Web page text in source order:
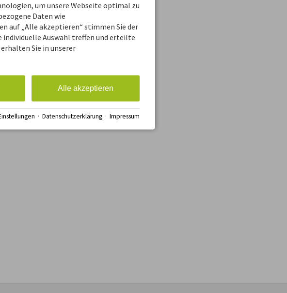
um unsere Webseite optimal zu
Daten wie
auf „Alle akzeptieren“ stimmen Sie der
individuelle Auswahl treffen und erteilte
Sie in unserer
Alle akzeptieren
· Datenschutzerklärung · Impressum